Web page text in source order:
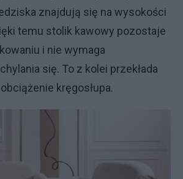
znajdują się na wysokości
temu stolik kawowy pozostaje
i nie wymaga
się. To z kolei przekłada
kręgosłupa.